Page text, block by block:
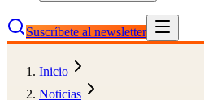
Suscríbete al newsletter
Inicio
Noticias